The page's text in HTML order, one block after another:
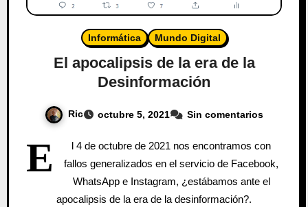
Informática Mundo Digital
El apocalipsis de la era de la
Desinformación
Ric octubre 5, 2021 Sin comentarios
E
l 4 de octubre de 2021 nos encontramos con
fallos generalizados en el servicio de Facebook,
WhatsApp e Instagram, ¿estábamos ante el
apocalipsis de la era de la desinformación?.